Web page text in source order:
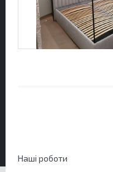
Наші роботи